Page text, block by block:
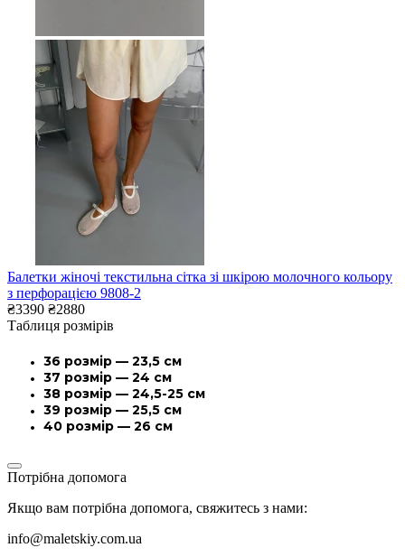
Балетки жіночі текстильна сітка зі шкірою молочного кольору
з перфорацією 9808-2
₴3390 ₴2880
Таблиця розмірів
36 розмір — 23,5 см
37 розмір — 24 см
38 розмір — 24,5-25 см
39 розмір — 25,5 см
40 розмір — 26 см
Потрібна допомога
Якщо вам потрібна допомога, свяжитесь з нами:
info@maletskiy.com.ua